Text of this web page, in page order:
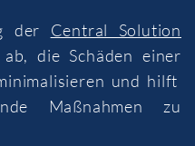
der Central Solution
die Schäden einer
und hilft
Maßnahmen zu